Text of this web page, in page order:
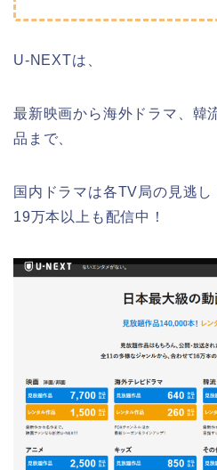
U-NEXTは、
最新映画から海外ドラマ、韓
品まで、
国内ドラマは各TV局の見逃し
19万本以上も配信中！